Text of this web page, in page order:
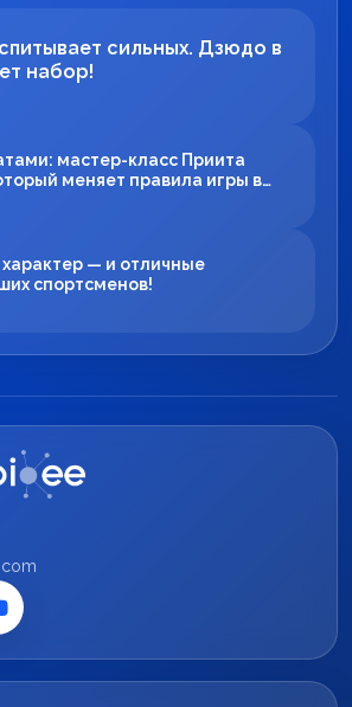
сильных. Дзюдо в
набор!
мастер-класс Приита
меняет правила игры в
— и отличные
спортсменов!